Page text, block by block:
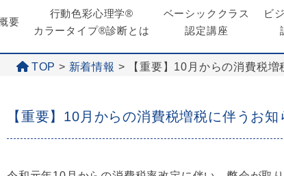
要
行動色彩心理学®
カラータイプ®診断とは
ベーシッククラス
認定講座
ビ
TOP > 新着情報 > 【重要】10月からの消費税
【重要】10月からの消費税増税に伴うお知